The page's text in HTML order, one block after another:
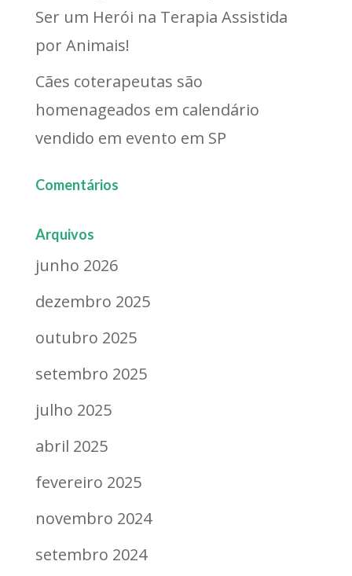
Ser um Herói na Terapia Assistida
por Animais!
Cães coterapeutas são
homenageados em calendário
vendido em evento em SP
Comentários
Arquivos
junho 2026
dezembro 2025
outubro 2025
setembro 2025
julho 2025
abril 2025
fevereiro 2025
novembro 2024
setembro 2024